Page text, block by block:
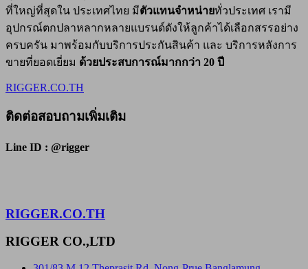
ที่ใหญ่ที่สุดใน ประเทศไทย มีตัวแทนจำหน่ายทั่วประเทศ เรามี
อุปกรณ์ตกปลาหลากหลายแบรนด์ดังให้ลูกค้าได้เลือกสรรอย่าง
ครบครัน มาพร้อมกับบริการประกันสินค้า และ บริการหลังการ
ขายที่ยอดเยี่ยม ด้วยประสบการณ์มากกว่า 20 ปี
RIGGER.CO.TH
ติดต่อสอบถามเพิ่มเติม
Line ID : @rigger
RIGGER.CO.TH
RIGGER CO.,LTD